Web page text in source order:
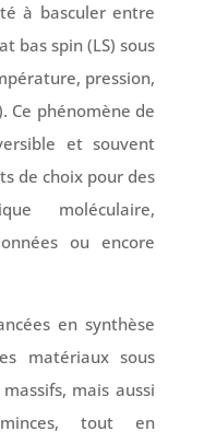
à basculer entre
bas spin (LS) sous
pression,
Ce phénomène de
et souvent
de choix pour des
moléculaire,
ou encore
en synthèse
matériaux sous
mais aussi
tout en